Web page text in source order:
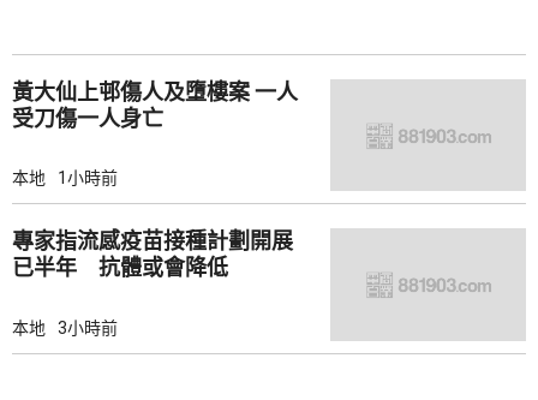
黃大仙上邨傷人及墮樓案 一人
受刀傷一人身亡
本地 1小時前
專家指流感疫苗接種計劃開展
已半年 抗體或會降低
本地 3小時前